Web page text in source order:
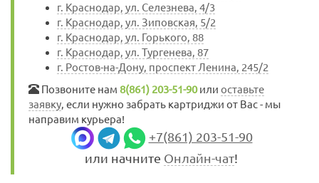
г. Краснодар, ул. Селезнева, 4/3
г. Краснодар, ул. Зиповская, 5/2
г. Краснодар, ул. Горького, 88
г. Краснодар, ул. Тургенева, 87
г. Ростов-на-Дону, проспект Ленина, 245/2
Позвоните нам 8(861) 203-51-90или оставьте
заявку, если нужно забрать картриджи от Вас - мы
направим курьера!
+7(861) 203-51-90
или начните Онлайн-чат!